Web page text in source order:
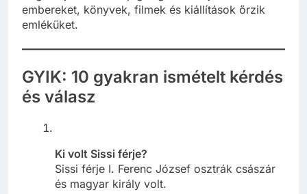
embereket, könyvek, filmek és kiállítások őrzik
emléküket.
GYIK: 10 gyakran ismételt kérdés
és válasz
Ki volt Sissi férje?
Sissi férje I. Ferenc József osztrák császár
és magyar király volt.